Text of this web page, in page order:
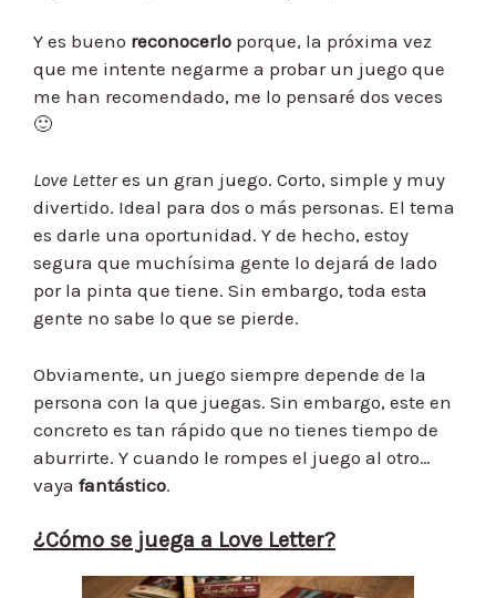
Y es bueno reconocerlo porque, la próxima vez
que me intente negarme a probar un juego que
me han recomendado, me lo pensaré dos veces
🙂
Love Letteres un gran juego. Corto, simple y muy
divertido. Ideal para dos o más personas. El tema
es darle una oportunidad. Y de hecho, estoy
segura que muchísima gente lo dejará de lado
por la pinta que tiene. Sin embargo, toda esta
gente no sabe lo que se pierde.
Obviamente, un juego siempre depende de la
persona con la que juegas. Sin embargo, este en
concreto es tan rápido que no tienes tiempo de
aburrirte. Y cuando le rompes el juego al otro…
vaya fantástico.
¿Cómo se juega a Love Letter?